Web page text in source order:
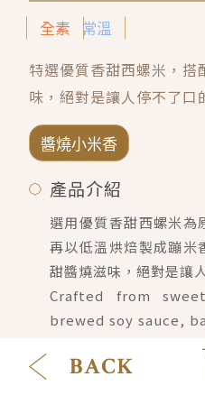
線上購物
© 2026 JIU ZHEN
全素 常溫
特選優質香甜西螺米，搭
味，絕對是讓人停不了口
醬燒小米香
產品介紹
選用優質香甜西螺米為
再以低溫烘焙製成蹦米
甜醬燒滋味，絕對是讓
Crafted from
brewed soy sauce,
crispy, aromatic
aroma and